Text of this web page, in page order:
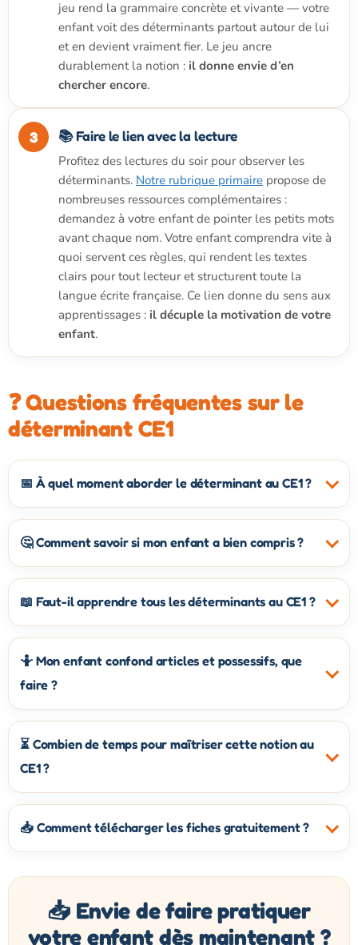
jeu rend la grammaire concrète et vivante — votre
enfant voit des déterminants partout autour de lui
et en devient vraiment fier. Le jeu ancre
durablement la notion : il donne envie d’en
chercher encore.
📚 Faire le lien avec la lecture
Profitez des lectures du soir pour observer les
déterminants. Notre rubrique primaire propose de
nombreuses ressources complémentaires :
demandez à votre enfant de pointer les petits mots
avant chaque nom. Votre enfant comprendra vite à
quoi servent ces règles, qui rendent les textes
clairs pour tout lecteur et structurent toute la
langue écrite française. Ce lien donne du sens aux
apprentissages : il décuple la motivation de votre
enfant.
❓ Questions fréquentes sur le
déterminant CE1
📅 À quel moment aborder le déterminant au CE1 ?
🤔 Comment savoir si mon enfant a bien compris ?
📖 Faut-il apprendre tous les déterminants au CE1 ?
🤷 Mon enfant confond articles et possessifs, que
faire ?
⏳ Combien de temps pour maîtriser cette notion au
CE1 ?
📥 Comment télécharger les fiches gratuitement ?
📥 Envie de faire pratiquer
votre enfant dès maintenant ?